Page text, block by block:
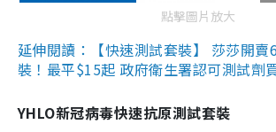
點擊圖片放大
延伸閱讀：【快速測試套裝】 莎莎開賣
裝！最平$15起 政府衛生署認可測試劑
YHLO新冠病毒快速抗原測試套裝